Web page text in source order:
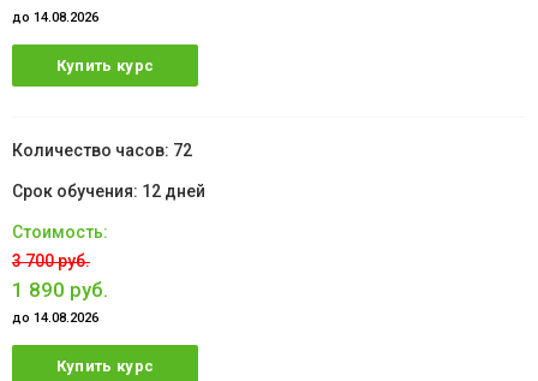
до 14.08.2026
Купить курс
72
12 дней
3 700 руб.
1 890 руб.
до 14.08.2026
Купить курс